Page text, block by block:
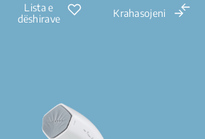
Lista e
dëshirave
Krahasojeni